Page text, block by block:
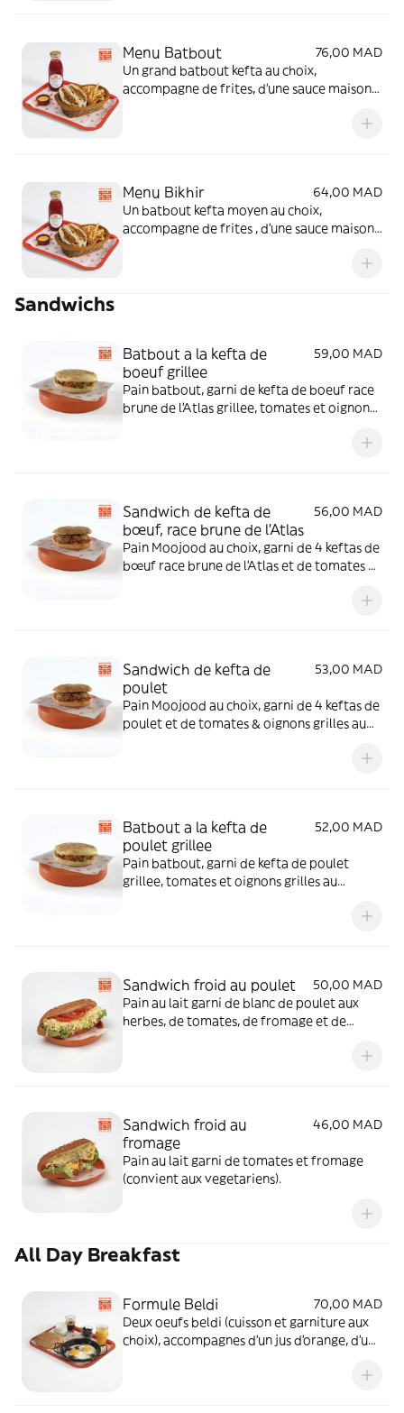
Menu Batbout
76,00 MAD
Un grand batbout kefta au choix,
accompagne de frites, d'une sauce maison
Menu Bikhir
64,00 MAD
Un batbout kefta moyen au choix,
accompagne de frites , d'une sauce maison
Sandwichs
Batbout a la kefta de
boeuf grillee
59,00 MAD
Pain batbout, garni de kefta de boeuf race
brune de l'Atlas grillee, tomates et oignons
Sandwich de kefta de
bœuf, race brune de l'Atlas
56,00 MAD
Pain Moojood au choix, garni de 4 keftas de
bœuf race brune de l'Atlas et de tomates &
avec notre sauce maison au poivron rouge.
Sandwich de kefta de
poulet
53,00 MAD
Pain Moojood au choix, garni de 4 keftas de
poulet et de tomates & oignons grilles au
Batbout a la kefta de
poulet grillee
52,00 MAD
Pain batbout, garni de kefta de poulet
grillee, tomates et oignons grilles au
Sandwich froid au poulet
50,00 MAD
Pain au lait garni de blanc de poulet aux
herbes, de tomates, de fromage et de
Sandwich froid au
fromage
46,00 MAD
Pain au lait garni de tomates et fromage
(convient aux vegetariens).
All Day Breakfast
Formule Beldi
70,00 MAD
Deux oeufs beldi (cuisson et garniture aux
choix), accompagnes d'un jus d'orange, d'un